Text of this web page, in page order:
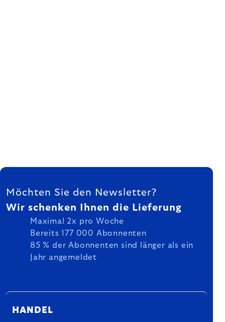
FUSSZEILE
Möchten Sie den Newsletter?
Wir schenken Ihnen die Lieferung
Maximal 2x pro Woche
Bereits 177 000 Abonnenten
85 % der Abonnenten sind länger als ein
Jahr angemeldet
HANDEL